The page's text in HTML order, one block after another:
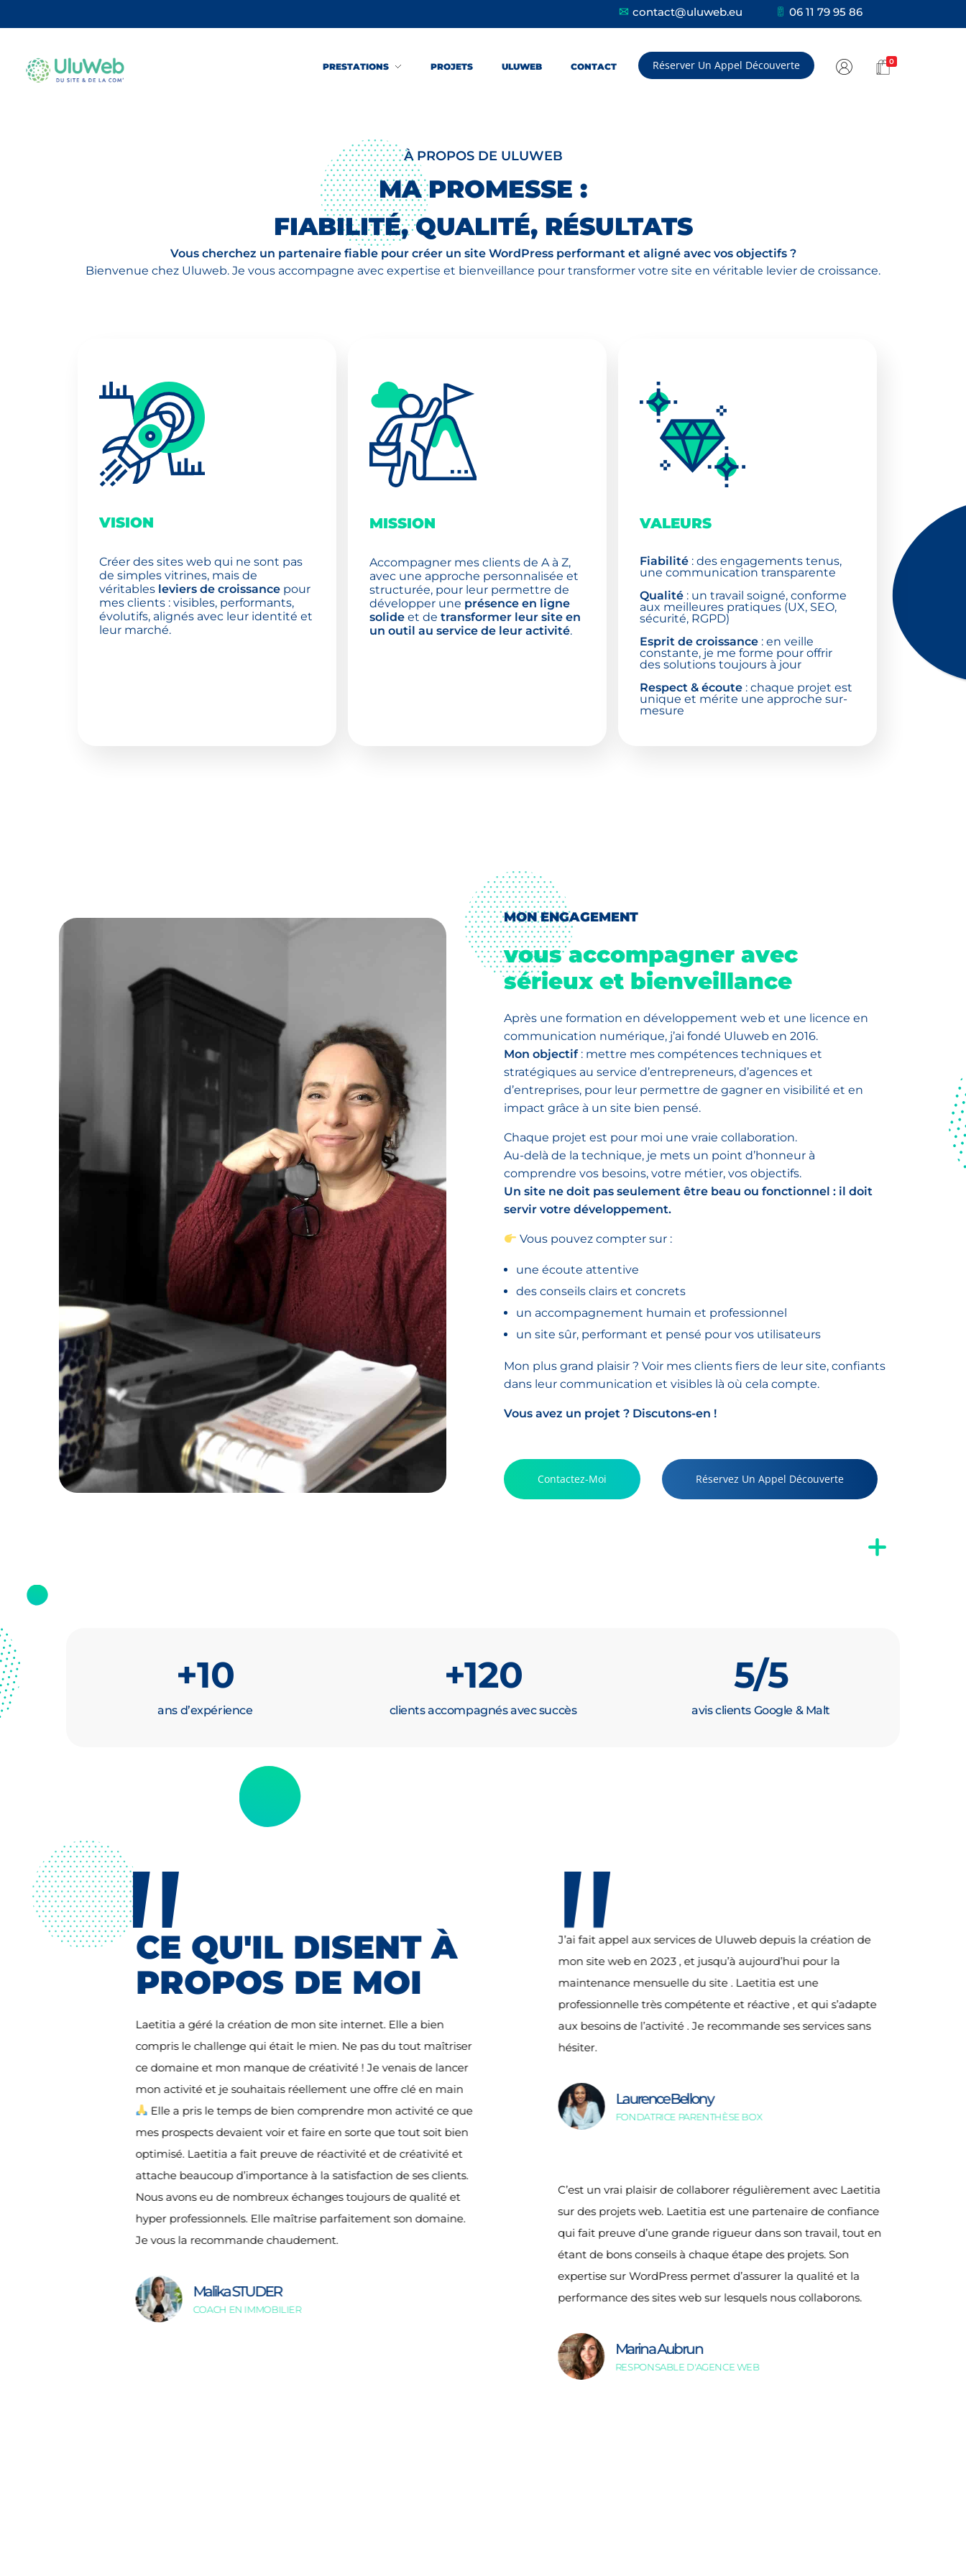
contact@uluweb.eu 06 11 79 95 86
PRESTATIONS PROJETS ULUWEB CONTACT Réserver Un Appel Découverte 0
À PROPOS DE ULUWEB
MA PROMESSE :
FIABILITÉ, QUALITÉ, RÉSULTATS
Vous cherchez un partenaire fiable pour créer un site WordPress performant et aligné avec vos objectifs ?
Bienvenue chez Uluweb. Je vous accompagne avec expertise et bienveillance pour transformer votre site en véritable levier de croissance.
VISION
Créer des sites web qui ne sont pas
de simples vitrines, mais de
véritables leviers de croissance pour
mes clients : visibles, performants,
évolutifs, alignés avec leur identité et
leur marché.
MISSION
Accompagner mes clients de A à Z,
avec une approche personnalisée et
structurée, pour leur permettre de
développer une présence en ligne
solideet de transformer leur site en
un outil au service de leur activité.
VALEURS
Fiabilité: des engagements tenus,
une communication transparente
Qualité: un travail soigné, conforme
aux meilleures pratiques (UX, SEO,
sécurité, RGPD)
Esprit de croissance: en veille
constante, je me forme pour offrir
des solutions toujours à jour
Respect & écoute: chaque projet est
unique et mérite une approche sur-
mesure
MON ENGAGEMENT
vous accompagner avec
sérieux et bienveillance
Après une formation en développement web et une licence en
communication numérique, j’ai fondé Uluweb en 2016.
Mon objectif: mettre mes compétences techniques et
stratégiques au service d’entrepreneurs, d’agences et
d’entreprises, pour leur permettre de gagner en visibilité et en
impact grâce à un site bien pensé.
Chaque projet est pour moi une vraie collaboration.
Au-delà de la technique, je mets un point d’honneur à
comprendre vos besoins, votre métier, vos objectifs.
Un site ne doit pas seulement être beau ou fonctionnel : il doit
servir votre développement.
Vous pouvez compter sur :
une écoute attentive
des conseils clairs et concrets
un accompagnement humain et professionnel
un site sûr, performant et pensé pour vos utilisateurs
Mon plus grand plaisir ? Voir mes clients fiers de leur site, confiants
dans leur communication et visibles là où cela compte.
Vous avez un projet ? Discutons-en !
Contactez-Moi Réservez Un Appel Découverte
ans d’expérience
+10
clients accompagnés avec succès
+120
avis clients Google & Malt
5/5
CE QU'IL DISENT À
PROPOS DE MOI
Laetitia a géré la création de mon site internet. Elle a bien
compris le challenge qui était le mien. Ne pas du tout maîtriser
ce domaine et mon manque de créativité ! Je venais de lancer
mon activité et je souhaitais réellement une offre clé en main
Elle a pris le temps de bien comprendre mon activité ce que
mes prospects devaient voir et faire en sorte que tout soit bien
optimisé. Laetitia a fait preuve de réactivité et de créativité et
attache beaucoup d’importance à la satisfaction de ses clients.
Nous avons eu de nombreux échanges toujours de qualité et
hyper professionnels. Elle maîtrise parfaitement son domaine.
Je vous la recommande chaudement.
Malika STUDER
COACH EN IMMOBILIER
J’ai fait appel aux services de Uluweb depuis la création de
mon site web en 2023 , et jusqu’à aujourd’hui pour la
maintenance mensuelle du site . Laetitia est une
professionnelle très compétente et réactive , et qui s’adapte
aux besoins de l’activité . Je recommande ses services sans
hésiter.
Laurence Bellony
FONDATRICE PARENTHÈSE BOX
C’est un vrai plaisir de collaborer régulièrement avec Laetitia
sur des projets web. Laetitia est une partenaire de confiance
qui fait preuve d’une grande rigueur dans son travail, tout en
étant de bons conseils à chaque étape des projets. Son
expertise sur WordPress permet d’assurer la qualité et la
performance des sites web sur lesquels nous collaborons.
Marina Aubrun
RESPONSABLE D'AGENCE WEB